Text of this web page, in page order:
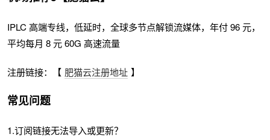
IPLC 高端专线，低延时，全球多节点解锁流媒体，年付 96 元，
平均每月 8 元 60G 高速流量
注册链接：【 肥猫云注册地址 】
常见问题
1.订阅链接无法导入或更新？